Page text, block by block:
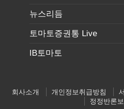
뉴스리듬
토마토증권통 Live
IB토마토
회사소개 개인정보취급방침
정정반론